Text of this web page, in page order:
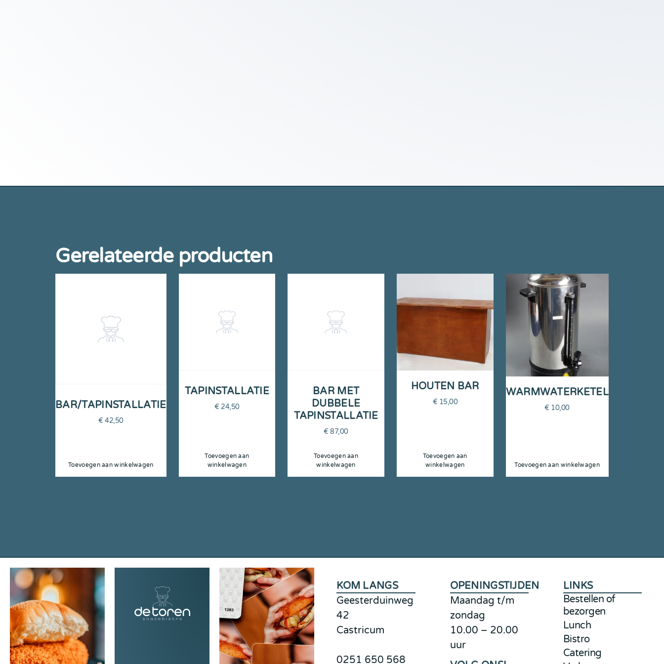
Gerelateerde producten
BAR/TAPINSTALLATIE
€ 42,50
Toevoegen aan winkelwagen
TAPINSTALLATIE
€ 24,50
Toevoegen aan
winkelwagen
BAR MET
DUBBELE
TAPINSTALLATIE
€ 87,00
Toevoegen aan
winkelwagen
HOUTEN BAR
€ 15,00
Toevoegen aan
winkelwagen
WARMWATERKETEL
€ 10,00
Toevoegen aan winkelwagen
KOM LANGS
Geesterduinweg
42
Castricum
0251 650 568
OPENINGSTIJDEN
Maandag t/m
zondag
10.00 – 20.00
uur
LINKS
Bestellen of
bezorgen
Lunch
Bistro
Catering